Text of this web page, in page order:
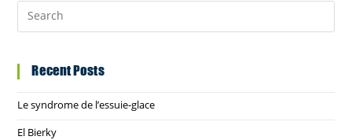
Recent Posts
Le syndrome de l’essuie-glace
El Bierky